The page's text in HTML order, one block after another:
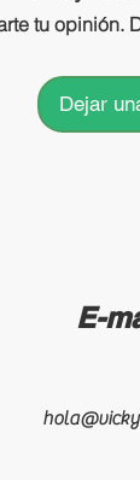
tu opinión.
Dejar
E-